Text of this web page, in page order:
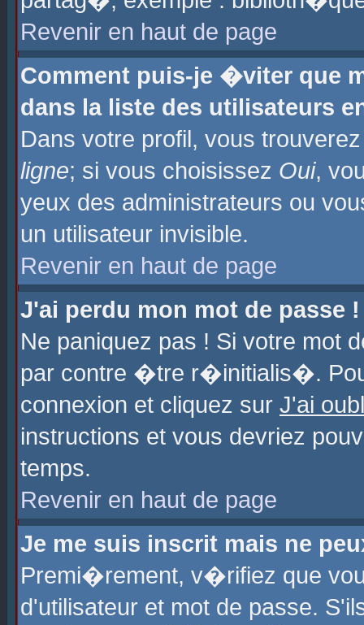
Revenir en haut de page
Comment puis-je �viter que
dans la liste des utilisateurs
Dans votre profil, vous
ligne; si vous choisissez Oui,
yeux des administrateurs ou
un utilisateur invisible.
Revenir en haut de page
J'ai perdu mon mot de passe !
Ne paniquez pas ! Si votre
par contre �tre r�initialis�.
connexion et cliquez sur J'ai
instructions et vous devriez
temps.
Revenir en haut de page
Je me suis inscrit mais ne
Premi�rement, v�rifiez que
d'utilisateur et mot de passe.